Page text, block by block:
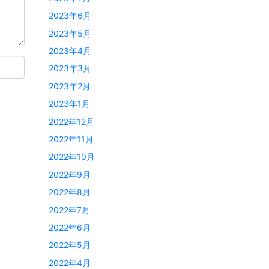
2023年6月
2023年5月
2023年4月
2023年3月
2023年2月
2023年1月
2022年12月
2022年11月
2022年10月
2022年9月
2022年8月
2022年7月
2022年6月
2022年5月
2022年4月